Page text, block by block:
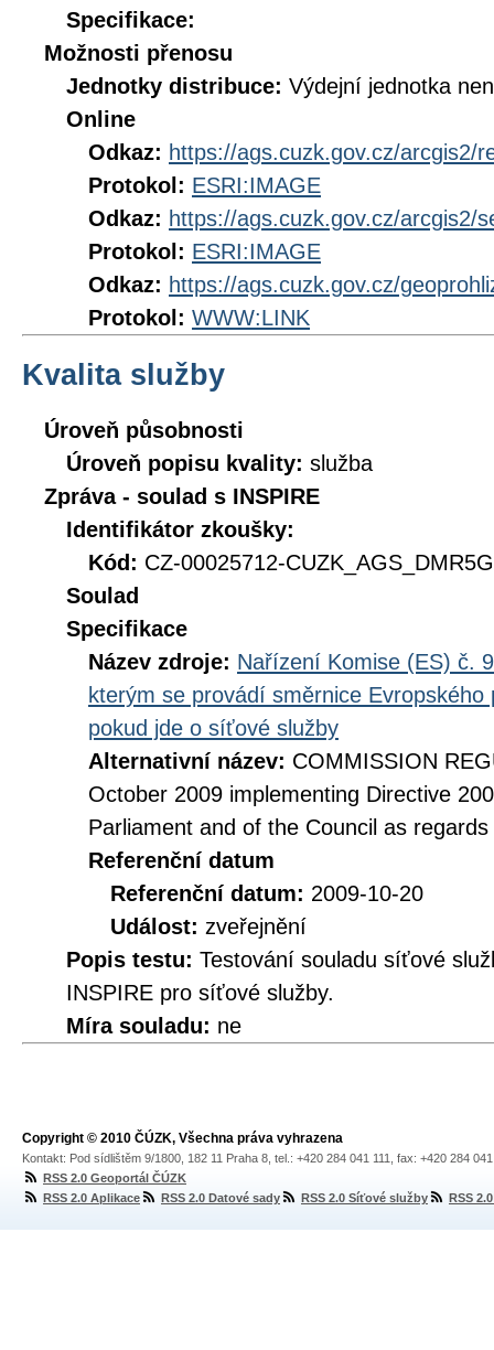
Specifikace:
Možnosti přenosu
Jednotky distribuce: Výdejní jednotka
Online
Odkaz: https://ags.cuzk.gov.cz/arcgis2/
Protokol: ESRI:IMAGE
Odkaz: https://ags.cuzk.gov.cz/arcgis2/
Protokol: ESRI:IMAGE
Odkaz: https://ags.cuzk.gov.cz/
Protokol: WWW:LINK
Kvalita služby
Úroveň působnosti
Úroveň popisu kvality: služba
Zpráva - soulad s INSPIRE
Identifikátor zkoušky:
Kód: CZ-00025712-
Soulad
Specifikace
Název zdroje: Nařízení Komise (ES) č.
kterým se provádí směrnice
pokud jde o síťové služby
Alternativní název: COMMISSION
October 2009 implementing Directive
Parliament and of the Council as
Referenční datum
Referenční datum: 2009-10-20
Událost: zveřejnění
Popis testu: Testování souladu síťové
INSPIRE pro síťové služby.
Míra souladu: ne
Copyright © 2010 ČÚZK, Všechna práva vyhrazena
Kontakt: Pod sídlištěm 9/1800, 182 11 Praha 8, tel.: +420 284 041 111, fax: +420 284
RSS 2.0 Geoportál ČÚZK
RSS 2.0 Aplikace
RSS 2.0 Datové sady RSS 2.0 Síťové služby RSS